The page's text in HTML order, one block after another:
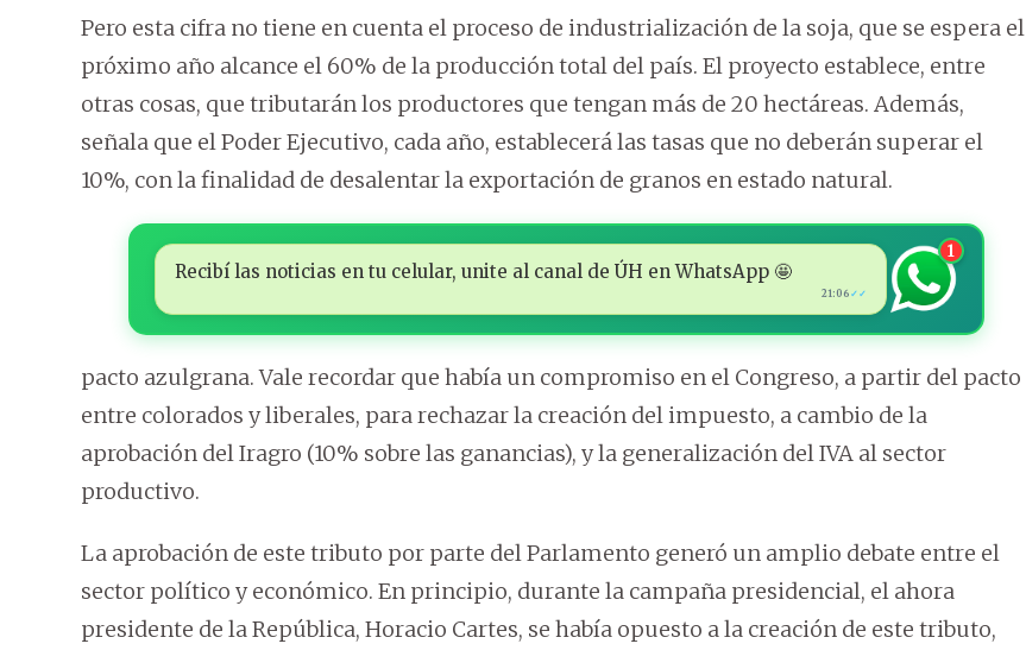
Pero esta cifra no tiene en cuenta el proceso de industrialización de la soja, que se espera el
próximo año alcance el 60% de la producción total del país. El proyecto establece, entre
otras cosas, que tributarán los productores que tengan más de 20 hectáreas. Además,
señala que el Poder Ejecutivo, cada año, establecerá las tasas que no deberán superar el
10%, con la finalidad de desalentar la exportación de granos en estado natural.
Recibí las noticias en tu celular, unite al canal de ÚH en WhatsApp 🤩
21:06 ✓✓
1
pacto azulgrana. Vale recordar que había un compromiso en el Congreso, a partir del pacto
entre colorados y liberales, para rechazar la creación del impuesto, a cambio de la
aprobación del Iragro (10% sobre las ganancias), y la generalización del IVA al sector
productivo.
La aprobación de este tributo por parte del Parlamento generó un amplio debate entre el
sector político y económico. En principio, durante la campaña presidencial, el ahora
presidente de la República, Horacio Cartes, se había opuesto a la creación de este tributo,